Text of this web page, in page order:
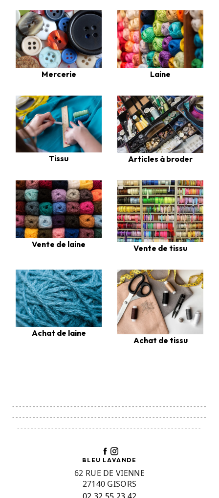
Mercerie Laine
Tissu Articles à broder
Vente de laine Vente de tissu
Achat de laine
Achat de tissu
---------------------------------------------------------
---------------------------------------------------------
------------------------------------------------------
BLEU LAVANDE
62 RUE DE VIENNE
27140 GISORS